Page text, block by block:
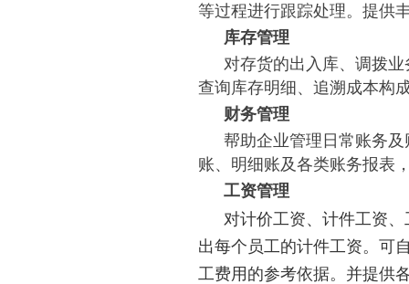
等过程进行跟踪处理。提供
库存管理
对存货的出入库、调拨
查询库存明细、追溯成本构
财务管理
帮助企业管理日常账务
账、明细账及各类账务报表
工资管理
对计价工资、计件工资
出每个员工的计件工资。可
工费用的参考依据。并提供